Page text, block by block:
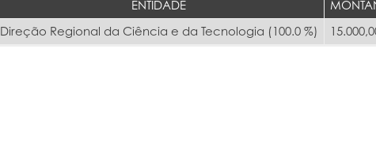
ENTIDADE
Direção Regional da Ciência e da Tecnologia (100.0 %)